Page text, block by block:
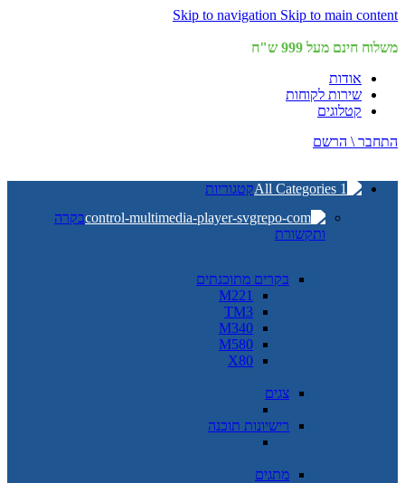
Skip to navigation Skip to main content
משלוח חינם מעל 999 ש"ח
אודות
שירות לקוחות
קטלוגים
התחבר \ הרשם
קטגוריות
בקרה
ותקשורת
בקרים מתוכנתים
M221
TM3
M340
M580
X80
צגים
רישיונות תוכנה
מתגים